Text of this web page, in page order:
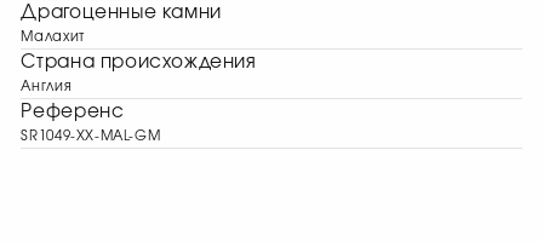
Драгоценные камни
Малахит
Страна происхождения
Англия
Референс
SR1049-XX-MAL-GM